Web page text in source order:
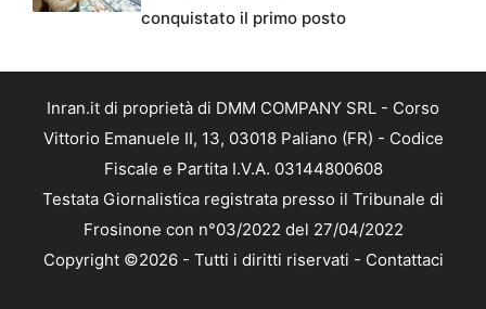
conquistato il primo posto
Inran.it di proprietà di DMM COMPANY SRL - Corso
Vittorio Emanuele II, 13, 03018 Paliano (FR) - Codice
Fiscale e Partita I.V.A. 03144800608
Testata Giornalistica registrata presso il Tribunale di
Frosinone con n°03/2022 del 27/04/2022
Copyright ©2026 - Tutti i diritti riservati - Contattaci